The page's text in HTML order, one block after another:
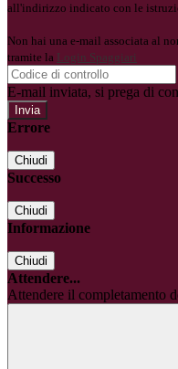
all'indirizzo indicato con le
Non hai una e-mail associata al
tramite la Login Spaggiari
E-mail inviata, si prega di
Errore
Chiudi
Successo
Chiudi
Informazione
Chiudi
Attendere...
Attendere il completamento